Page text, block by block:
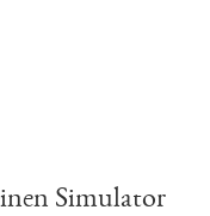
Simulator